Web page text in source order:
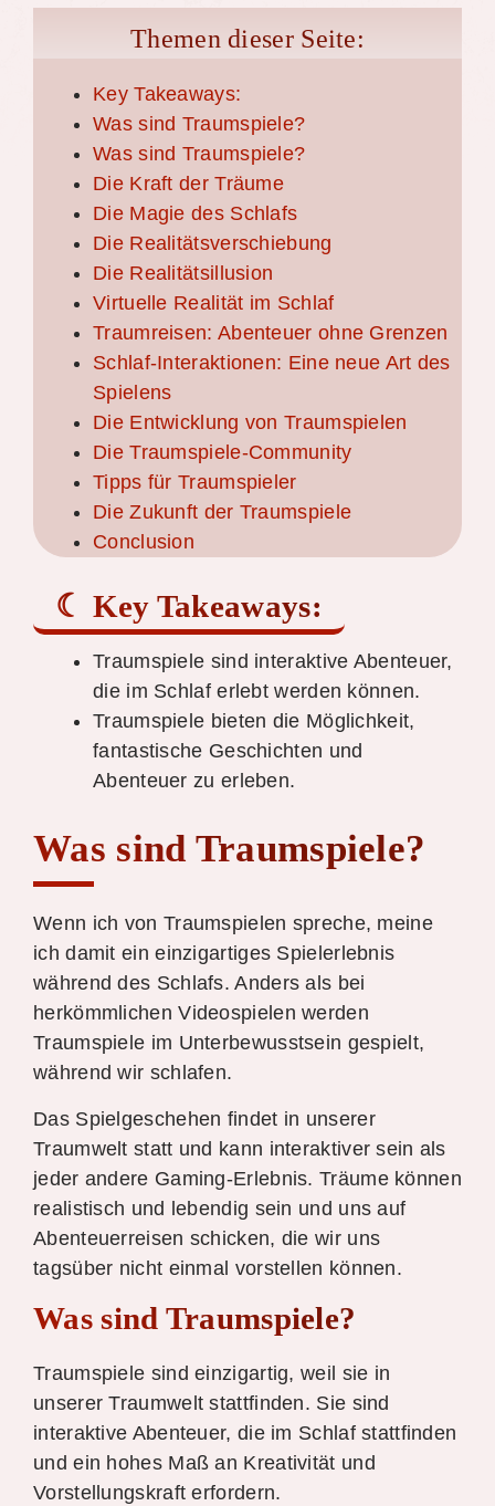
Themen dieser Seite:
Key Takeaways:
Was sind Traumspiele?
Was sind Traumspiele?
Die Kraft der Träume
Die Magie des Schlafs
Die Realitätsverschiebung
Die Realitätsillusion
Virtuelle Realität im Schlaf
Traumreisen: Abenteuer ohne Grenzen
Schlaf-Interaktionen: Eine neue Art des
Spielens
Die Entwicklung von Traumspielen
Die Traumspiele-Community
Tipps für Traumspieler
Die Zukunft der Traumspiele
Conclusion
Key Takeaways:
Traumspiele sind interaktive Abenteuer,
die im Schlaf erlebt werden können.
Traumspiele bieten die Möglichkeit,
fantastische Geschichten und
Abenteuer zu erleben.
Was sind Traumspiele?
Wenn ich von Traumspielen spreche, meine
ich damit ein einzigartiges Spielerlebnis
während des Schlafs. Anders als bei
herkömmlichen Videospielen werden
Traumspiele im Unterbewusstsein gespielt,
während wir schlafen.
Das Spielgeschehen findet in unserer
Traumwelt statt und kann interaktiver sein als
jeder andere Gaming-Erlebnis. Träume können
realistisch und lebendig sein und uns auf
Abenteuerreisen schicken, die wir uns
tagsüber nicht einmal vorstellen können.
Was sind Traumspiele?
Traumspiele sind einzigartig, weil sie in
unserer Traumwelt stattfinden. Sie sind
interaktive Abenteuer, die im Schlaf stattfinden
und ein hohes Maß an Kreativität und
Vorstellungskraft erfordern.